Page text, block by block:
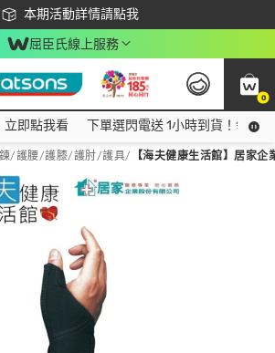
本期活動詳情請點我
下載app最高回饋$350
屈臣氏線上服務
0
點我看
立即點我看 下單選閃電送 1小時到貨！領神
/護腰/護膝/護肘/護具/ 【海夫健康生活館】居家